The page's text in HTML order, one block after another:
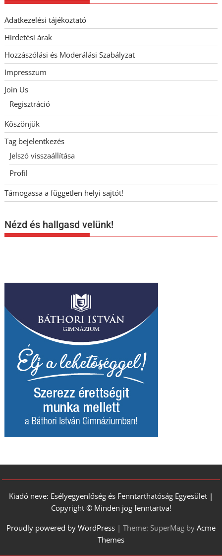
Adatkezelési tájékoztató
Hirdetési árak
Hozzászólási és Moderálási Szabályzat
Impresszum
Join Us
Regisztráció
Köszönjük
Tag bejelentkezés
Jelszó visszaállítása
Profil
Támogassa a független helyi sajtót!
Nézd és hallgasd velünk!
Kiadó neve: Esélyegyenlőség és Fenntarthatóság Egyesület |
Copyright © Minden jog fenntartva!
Proudly powered by WordPress | Theme: SuperMag by Acme
Themes